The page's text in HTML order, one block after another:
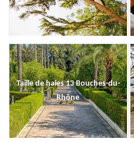
Taille de haies 13 Bouches-du-
Rhône